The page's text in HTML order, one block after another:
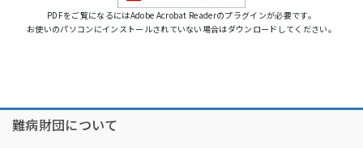
PDFをご覧になるにはAdobe Acrobat Readerのプラグインが必要です。
お使いのパソコンにインストールされていない場合はダウンロードしてください。
難病財団について